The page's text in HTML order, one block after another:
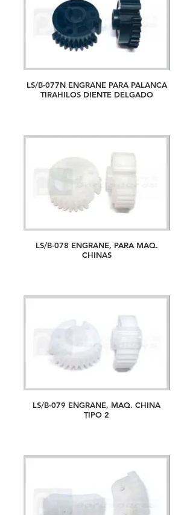
LS/B-077N ENGRANE PARA PALANCA
TIRAHILOS DIENTE DELGADO
LS/B-078 ENGRANE, PARA MAQ.
CHINAS
LS/B-079 ENGRANE, MAQ. CHINA
TIPO 2